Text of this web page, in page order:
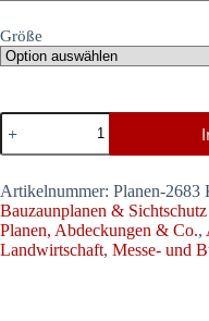
Größe
Bauzaunplane/Sichtschutz,
schwer
entflammbar
680g/m²
Menge
Artikelnummer: Planen-2683
Bauzaunplanen & Sichtschutz
Planen, Abdeckungen & Co.,
Landwirtschaft, Messe- und